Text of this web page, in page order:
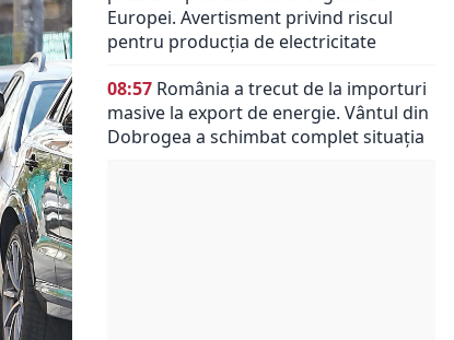
Europei. Avertisment privind riscul
pentru producția de electricitate
08:57 România a trecut de la importuri
masive la export de energie. Vântul din
Dobrogea a schimbat complet situația